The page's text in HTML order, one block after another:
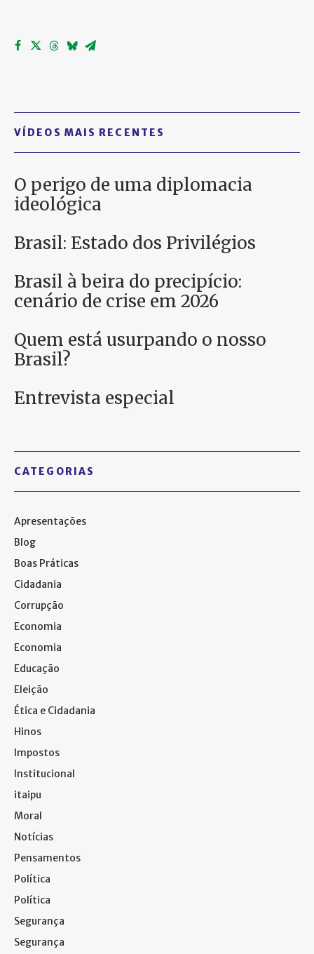
VÍDEOS MAIS RECENTES
O perigo de uma diplomacia
ideológica
Brasil: Estado dos Privilégios
Brasil à beira do precipício:
cenário de crise em 2026
Quem está usurpando o nosso
Brasil?
Entrevista especial
CATEGORIAS
Apresentações
Blog
Boas Práticas
Cidadania
Corrupção
Economia
Economia
Educação
Eleição
Ética e Cidadania
Hinos
Impostos
Institucional
itaipu
Moral
Notícias
Pensamentos
Política
Política
Segurança
Segurança